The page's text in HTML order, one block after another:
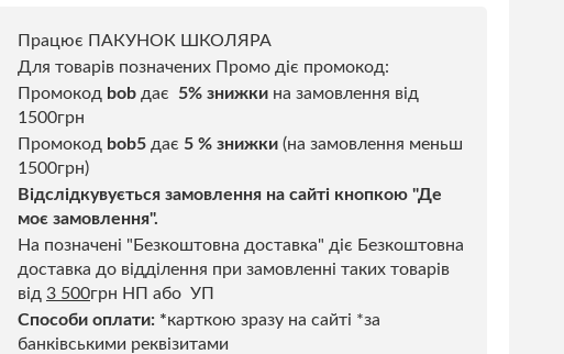
Працює ПАКУНОК ШКОЛЯРА
Для товарів позначених Промо діє промокод:
Промокод bob дає 5% знижки на замовлення від
1500грн
Промокод bob5 дає 5 % знижки (на замовлення меньш
1500грн)
Відслідкувується замовлення на сайті кнопкою "Де
моє замовлення".
На позначені "Безкоштовна доставка" діє Безкоштовна
доставка до відділення при замовленні таких товарів
від 3 500грн НП або УП
Способи оплати: *карткою зразу на сайті *за
банківськими реквізитами